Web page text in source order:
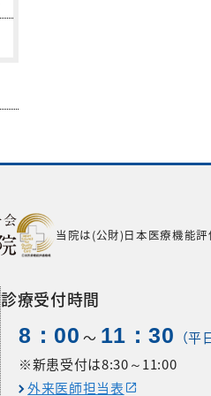
当院は(公財)日本医療機能評
診療受付時間
8：00 〜 11：30 （平
※新患受付は8:30～11:00
外来医師担当表